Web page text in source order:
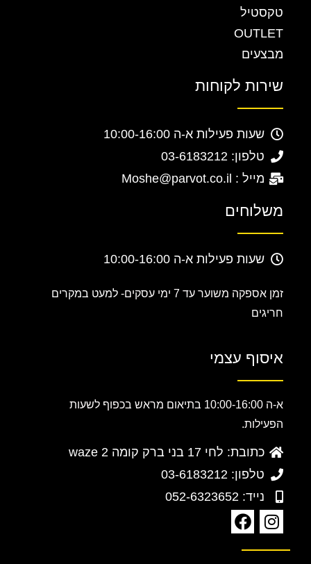
טקסטיל
OUTLET
מבצעים
שירות לקוחות
שעות פעילות א-ה 10:00-16:00
טלפון: 03-6183212
מייל : Moshe@parvot.co.il
משלוחים
שעות פעילות א-ה 10:00-16:00
זמן אספקה משוער עד 7 ימי עסקים-
למעט במקרים
חריגים
איסוף עצמי
א-ה 10:00-16:00 בתיאום מראש בכפוף לשעות
הפעילות.
כתובת: לחי 17 בני ברק קומה 2 waze
טלפון: 03-6183212
נייד: 052-6323652